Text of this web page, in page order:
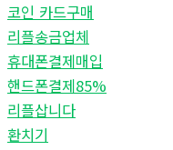
코인 카드구매
리플송금업체
휴대폰결제매입
핸드폰결제85%
리플삽니다
환치기